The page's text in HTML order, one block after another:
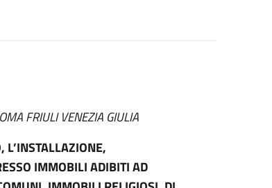
FRIULI VENEZIA GIULIA
L’INSTALLAZIONE,
IMMOBILI ADIBITI AD